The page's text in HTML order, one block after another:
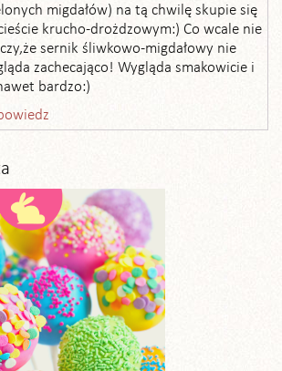
migdałów) na tą chwilę skupie się
krucho-drożdzowym:) Co wcale nie
sernik śliwkowo-migdałowy nie
zachecająco! Wygląda smakowicie i
bardzo:)